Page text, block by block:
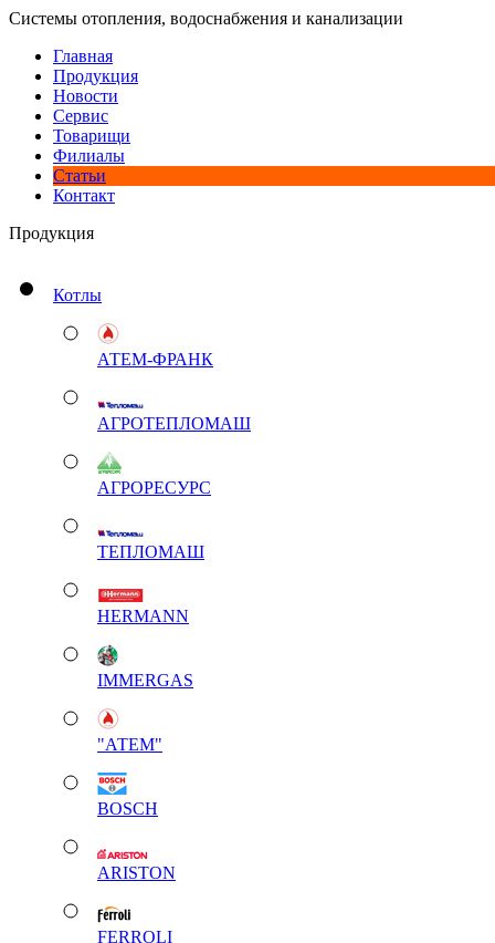
Системы отопления, водоснабжения и канализации
Главная
Продукция
Новости
Сервис
Товарищи
Филиалы
Статьи
Контакт
Продукция
Котлы
АТЕМ-ФРАНК
АГРОТЕПЛОМАШ
АГРОРЕСУРС
ТЕПЛОМАШ
HERMANN
IMMERGAS
"АТЕМ"
BOSCH
ARISTON
FERROLI